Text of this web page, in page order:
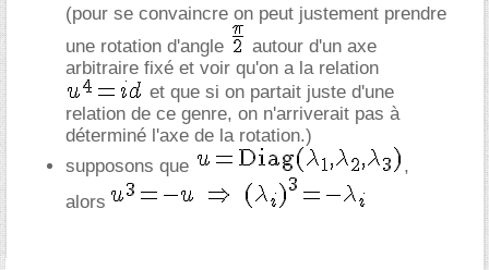
(pour se convaincre on peut justement prendre
une rotation d'angle
autour d'un axe
arbitraire fixé et voir qu'on a la relation
et que si on partait juste d'une
relation de ce genre, on n'arriverait pas à
déterminé l'axe de la rotation.)
supposons que
,
alors